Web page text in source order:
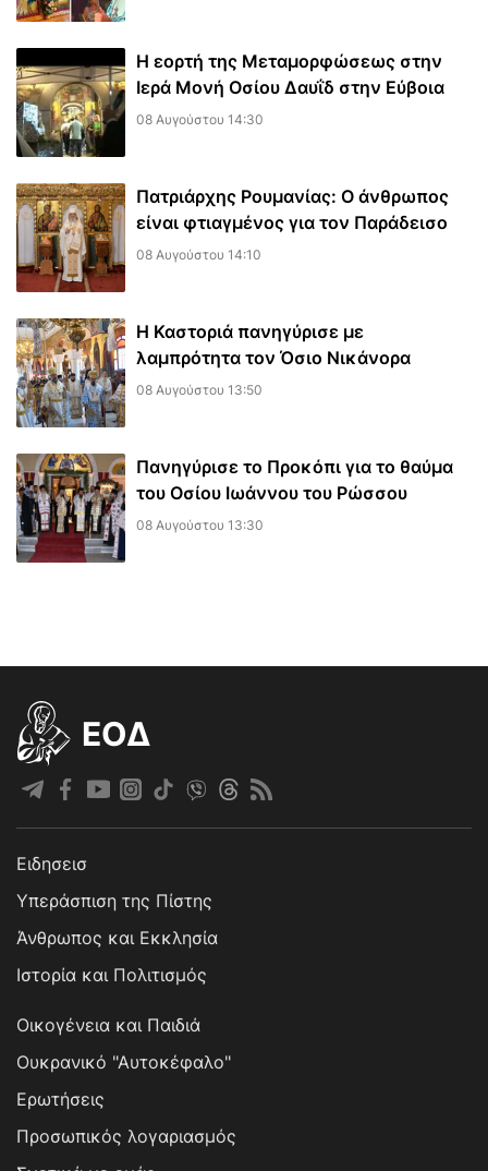
Η εορτή της Μεταμορφώσεως στην
Ιερά Μονή Οσίου Δαυΐδ στην Εύβοια
08 Αυγούστου 14:30
Πατριάρχης Ρουμανίας: Ο άνθρωπος
είναι φτιαγμένος για τον Παράδεισο
08 Αυγούστου 14:10
Η Καστοριά πανηγύρισε με
λαμπρότητα τον Όσιο Νικάνορα
08 Αυγούστου 13:50
Πανηγύρισε το Προκόπι για το θαύμα
του Οσίου Ιωάννου του Ρώσσου
08 Αυγούστου 13:30
EOΔ
Ειδησεισ
Υπεράσπιση της Πίστης
Άνθρωπος και Εκκλησία
Ιστορία και Πολιτισμός
Οικογένεια και Παιδιά
Ουκρανικό "Αυτοκέφαλο"
Ερωτήσεις
Προσωπικός λογαριασμός